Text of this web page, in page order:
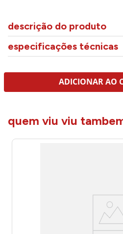
descrição do produto
especificações técnicas
ADICIONAR AO
quem viu viu